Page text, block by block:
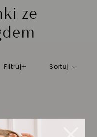
ze
Filtruj Sortuj